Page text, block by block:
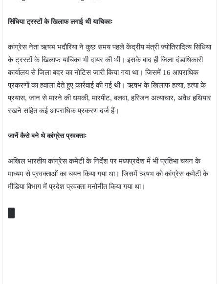
सिंधिया ट्रस्टाें के खिलाफ लगाई थी याचिकाः
कांग्रेस नेता ऋषभ भदाैरिया ने कुछ समय पहले केंद्रीय मंत्री ज्याेतिरादित्य सिंधिया
के ट्रस्टाें के खिलाफ याचिका भी दायर की थी। इसके बाद ही जिला दंडाधिकारी
कार्यालय से जिला बदर का नाेटिस जारी किया गया था। जिसमें 16 आपराधिक
प्रकरणाें का हवाला देते हुए कार्रवाई की गई थी। ऋषभ के खिलाफ हत्या, हत्या के
प्रयास, जान से मारने की धमकी, मारपीट, बलवा, हरिजन अत्याचार, अवैध हथियार
रखने सहित कई आपराधिक प्रकरण दर्ज हैं।
जानें कैसे बने थे कांग्रेस प्रवक्ताः
अखिल भारतीय कांग्रेस कमेटी के निर्देश पर मध्यप्रदेश में भी प्रतिभा चयन के
माध्यम से प्रवक्ताओं का चयन किया गया था। जिसमें ऋषभ को कांग्रेस कमेटी के
मीडिया विभाग में प्रदेश प्रवक्‍ता मनोनीत किया गया था।